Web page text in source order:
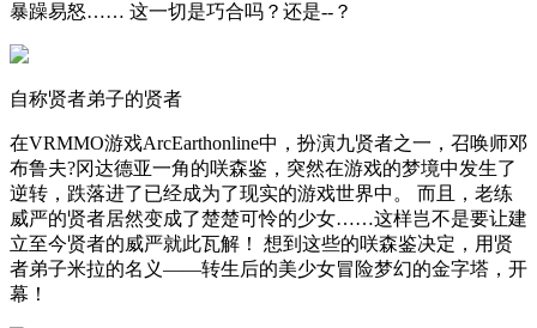
暴躁易怒…… 这一切是巧合吗？还是--？
自称贤者弟子的贤者
在VRMMO游戏ArcEarthonline中，扮演九贤者之一，召唤师邓
布鲁夫?冈达德亚一角的咲森鉴，突然在游戏的梦境中发生了
逆转，跌落进了已经成为了现实的游戏世界中。 而且，老练
威严的贤者居然变成了楚楚可怜的少女……这样岂不是要让建
立至今贤者的威严就此瓦解！ 想到这些的咲森鉴决定，用贤
者弟子米拉的名义——转生后的美少女冒险梦幻的金字塔，开
幕！